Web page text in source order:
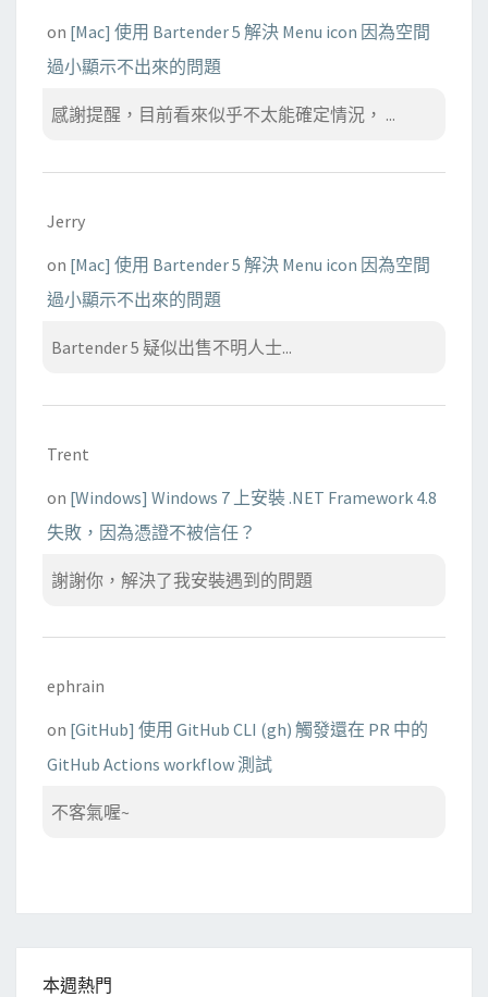
on [Mac] 使用 Bartender 5 解決 Menu icon 因為空間
過小顯示不出來的問題
感謝提醒，目前看來似乎不太能確定情況， ...
Jerry
on [Mac] 使用 Bartender 5 解決 Menu icon 因為空間
過小顯示不出來的問題
Bartender 5 疑似出售不明人士...
Trent
on [Windows] Windows 7 上安裝 .NET Framework 4.8
失敗，因為憑證不被信任？
謝謝你，解決了我安裝遇到的問題
ephrain
on [GitHub] 使用 GitHub CLI (gh) 觸發還在 PR 中的
GitHub Actions workflow 測試
不客氣喔~
本週熱門